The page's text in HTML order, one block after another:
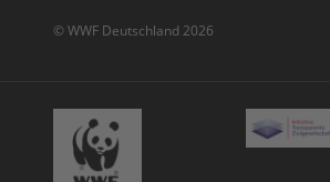
© WWF Deutschland 2026